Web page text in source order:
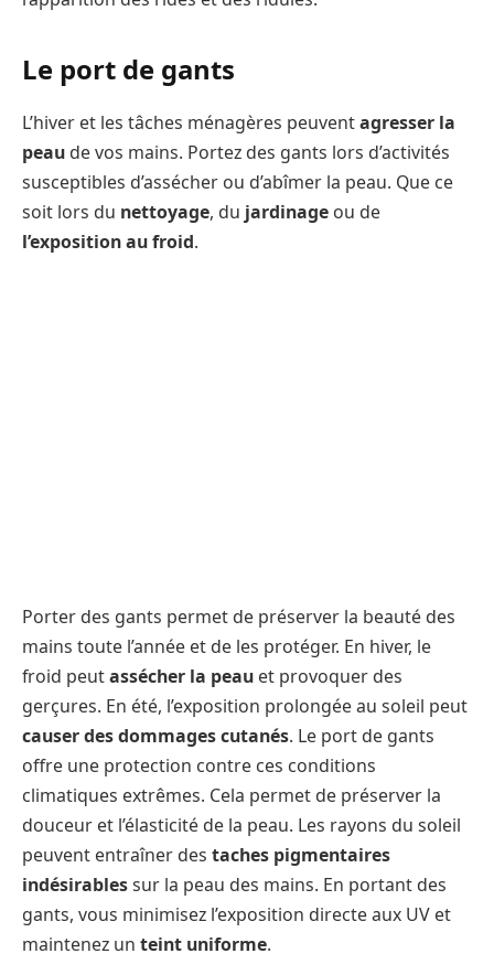
Le port de gants
L’hiver et les tâches ménagères peuventagresser la
peau de vos mains. Portez des gants lors d’activités
susceptibles d’assécher ou d’abîmer la peau. Que ce
soit lors du nettoyage, du jardinage ou de
l’exposition au froid.
Porter des gants permet de préserver la beauté des
mains toute l’année et de les protéger. En hiver, le
froid peutassécher la peau et provoquer des
gerçures. En été, l’exposition prolongée au soleil peut
causer des dommages cutanés. Le port de gants
offre une protection contre ces conditions
climatiques extrêmes. Cela permet de préserver la
douceur et l’élasticité de la peau. Les rayons du soleil
peuvent entraîner des taches pigmentaires
indésirablessur la peau des mains. En portant des
gants, vous minimisez l’exposition directe aux UV et
maintenez un teint uniforme.